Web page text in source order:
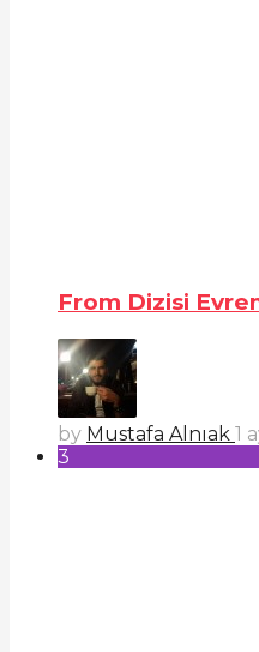
From Dizisi
by Mustafa Alnıak 1
3